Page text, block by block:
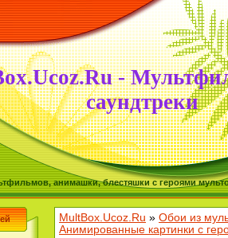
-
саундтреки
анимашки, блестяшки с героями
MultBox.Ucoz.Ru » Обои из
Анимированные картинки с